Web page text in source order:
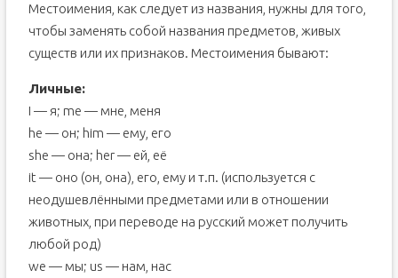
Местоимения, как следует из названия, нужны для того,
чтобы заменять собой названия предметов, живых
существ или их признаков. Местоимения бывают:
Личные:
I — я; me — мне, меня
he — он; him — ему, его
she — она; her — ей, её
it — оно (он, она), его, ему и т.п. (используется с
неодушевлёнными предметами или в отношении
животных, при переводе на русский может получить
любой род)
we — мы; us — нам, нас